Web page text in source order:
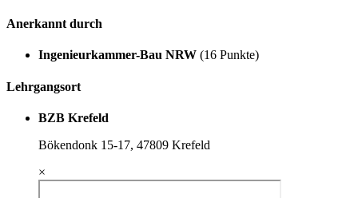
Anerkannt durch
Ingenieurkammer-Bau NRW (16 Punkte)
Lehrgangsort
BZB Krefeld
Bökendonk 15-17, 47809 Krefeld
×